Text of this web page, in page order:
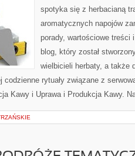
spotyka się z herbacianą
aromatycznych napojów
porady, wartościowe treści
blog, który został
wielbicieli herbaty, a także
rytuały związane z
Kawy i Uprawa i Produkcja Kawy.